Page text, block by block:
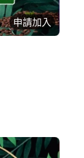
申請加入